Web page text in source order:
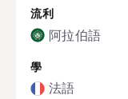
流利
阿拉伯語
學
法語